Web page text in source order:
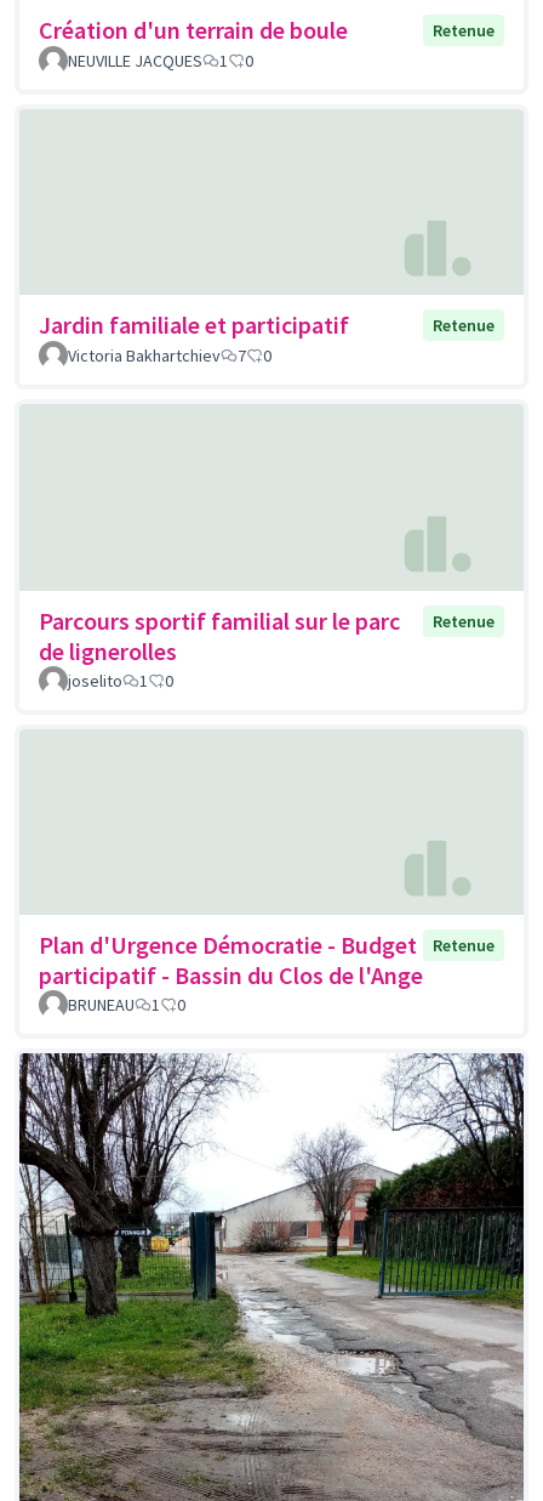
Création d'un terrain de boule
Retenue
NEUVILLE JACQUES
1 0
Jardin familiale et participatif
Retenue
Victoria Bakhartchiev
7 0
Parcours sportif familial sur le parc
de lignerolles
Retenue
joselito 1 0
Plan d'Urgence Démocratie - Budget
participatif - Bassin du Clos de l'Ange
Retenue
BRUNEAU 1 0